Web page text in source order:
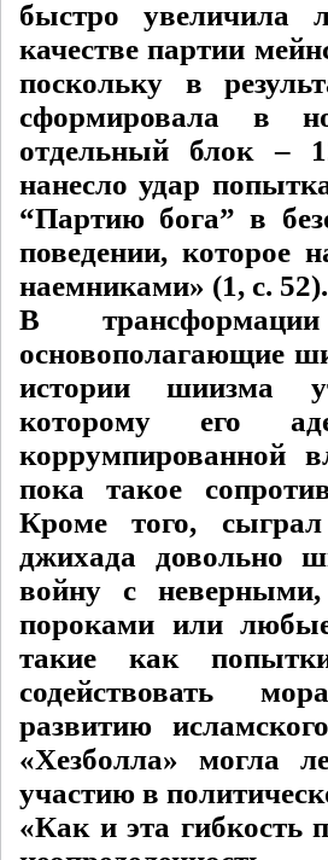
быстро увеличила
качестве партии
поскольку в
сформировала в
отдельный блок –
нанесло удар
“Партию бога” в
поведении, которое
наемниками» (1, с. 52).
В
основополагающие
истории шиизма
которому его
коррумпированной
пока такое
Кроме того,
джихада довольно
войну с
пороками или
такие как
содействовать
развитию
«Хезболла» могла
участию в
«Как и эта гибкость